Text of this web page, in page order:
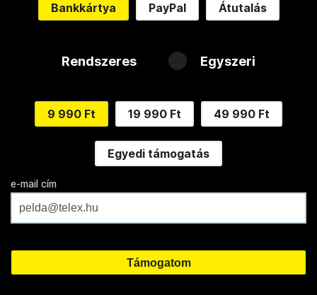
Bankkártya PayPal Átutalás
Rendszeres Egyszeri
9 990 Ft 19 990 Ft 49 990 Ft
Egyedi támogatás
e-mail cím